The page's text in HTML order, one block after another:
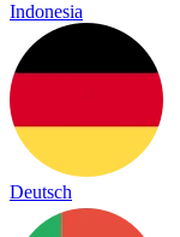
Indonesia
Deutsch